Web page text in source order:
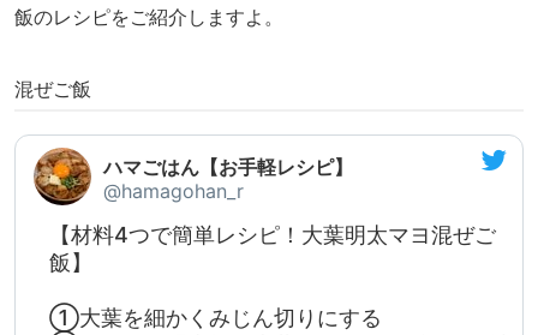
飯のレシピをご紹介しますよ。
混ぜご飯
ハマごはん【お手軽レシピ】
@hamagohan_r
【材料4つで簡単レシピ！大葉明太マヨ混ぜご
飯】
①大葉を細かくみじん切りにする